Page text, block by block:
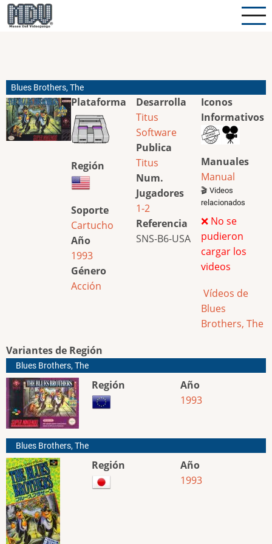
Pasar
al
Blues Brothers, The
Plataforma
Región
Soporte
Cartucho
Año
1993
Género
Acción
Desarrolla
Titus
Software
Publica
Titus
Num.
Jugadores
1-2
Referencia
SNS-B6-USA
Iconos
Informativos
Manuales
Manual
🎬 Videos
relacionados
❌ No se
pudieron
cargar los
videos
Vídeos de
Blues
Brothers, The
Variantes de Región
Blues Brothers, The
Región
Año
1993
Blues Brothers, The
Región
Año
1993